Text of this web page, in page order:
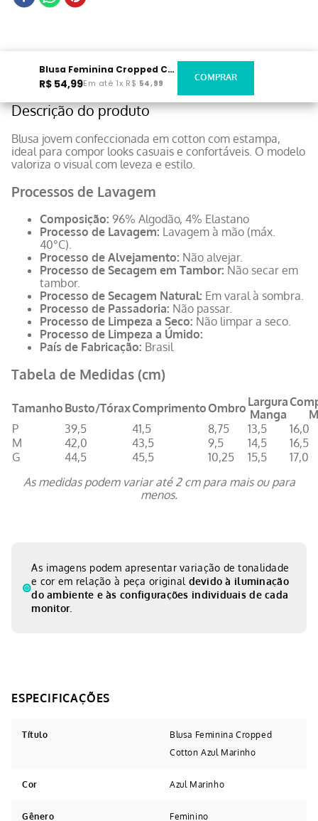
Blusa Feminina Cropped Cotton Azul Marinho
R$ 54,99Em até 1x R$ 54,99
Descrição do produto
Blusa jovem confeccionada em cotton com estampa,
ideal para compor looks casuais e confortáveis. O modelo
valoriza o visual com leveza e estilo.
Processos de Lavagem
Composição: 96% Algodão, 4% Elastano
Processo de Lavagem: Lavagem à mão (máx.
40°C).
Processo de Alvejamento: Não alvejar.
Processo de Secagem em Tambor: Não secar em
tambor.
Processo de Secagem Natural: Em varal à sombra.
Processo de Passadoria: Não passar.
Processo de Limpeza a Seco: Não limpar a seco.
Processo de Limpeza a Úmido:
País de Fabricação: Brasil
Tabela de Medidas (cm)
Tamanho Busto/TóraxComprimentoOmbro Largura
Manga
P
39,5 41,5 8,75 13,5
16,0
M
42,0 43,5 9,5 14,5
16,5
G
44,5 45,5 10,25 15,5
17,0
As medidas podem variar até 2 cm para mais ou para
menos.
As imagens podem apresentar variação de tonalidade
e cor em relação à peça original devido à iluminação
do ambiente e às configurações individuais de cada
monitor.
Título
Blusa Feminina Cropped
Cotton Azul Marinho
Cor Azul Marinho
Gênero Feminino